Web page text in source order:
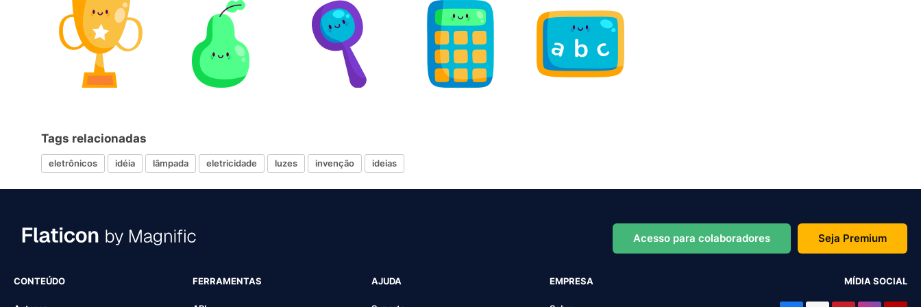
Tags relacionadas
eletrônicos idéia lâmpada eletricidade luzes invenção ideias
Acesso para colaboradores Seja Premium
CONTEÚDO FERRAMENTAS AJUDA EMPRESA MÍDIA SOCIAL